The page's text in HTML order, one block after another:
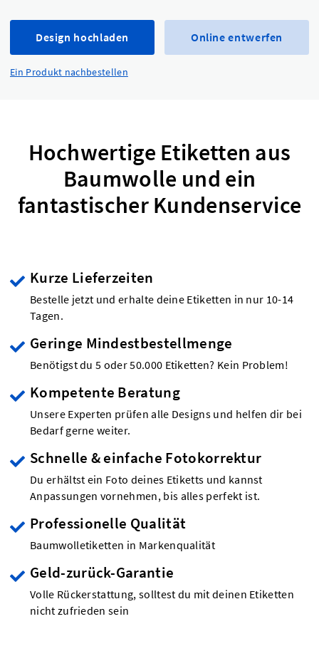
Design hochladen Online entwerfen
Ein Produkt nachbestellen
Hochwertige Etiketten aus
Baumwolle und ein
fantastischer Kundenservice
Kurze Lieferzeiten
Bestelle jetzt und erhalte deine Etiketten in nur 10-14
Tagen.
Geringe Mindestbestellmenge
Benötigst du 5 oder 50.000 Etiketten? Kein Problem!
Kompetente Beratung
Unsere Experten prüfen alle Designs und helfen dir bei
Bedarf gerne weiter.
Schnelle & einfache Fotokorrektur
Du erhältst ein Foto deines Etiketts und kannst
Anpassungen vornehmen, bis alles perfekt ist.
Professionelle Qualität
Baumwolletiketten in Markenqualität
Geld-zurück-Garantie
Volle Rückerstattung, solltest du mit deinen Etiketten
nicht zufrieden sein